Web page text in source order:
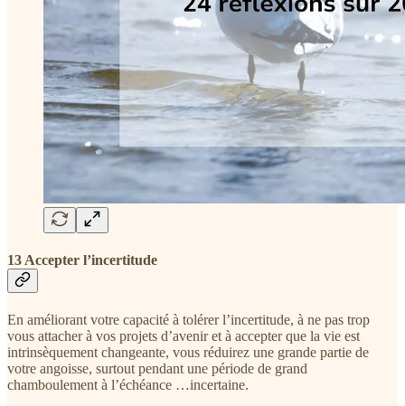
13 Accepter l’incertitude
En améliorant votre capacité à tolérer l’incertitude, à ne pas trop
vous attacher à vos projets d’avenir et à accepter que la vie est
intrinsèquement changeante, vous réduirez une grande partie de
votre angoisse, surtout pendant une période de grand
chamboulement à l’échéance …incertaine.